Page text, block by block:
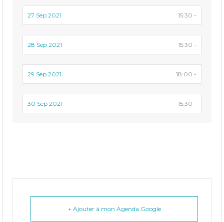
27 Sep 2021 15:30 -
28 Sep 2021 15:30 -
29 Sep 2021 18:00 -
30 Sep 2021 15:30 -
+ Ajouter à mon Agenda Google